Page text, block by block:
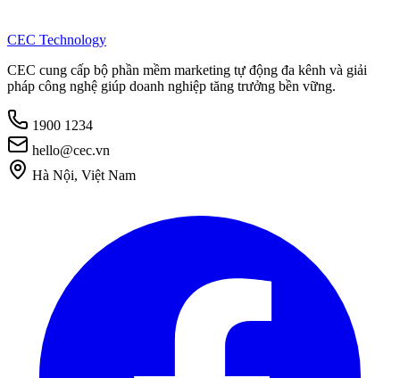
CEC Technology
CEC cung cấp bộ phần mềm marketing tự động đa kênh và giải
pháp công nghệ giúp doanh nghiệp tăng trưởng bền vững.
1900 1234
hello@cec.vn
Hà Nội, Việt Nam